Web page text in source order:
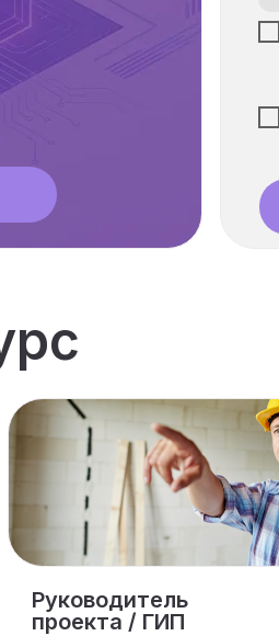
Руководитель
проекта / ГИП